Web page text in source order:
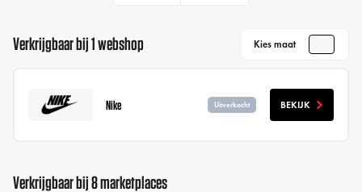
Verkrijgbaar bij 1 webshop Kies maat
Nike Uitverkocht BEKIJK
Verkrijgbaar bij 8 marketplaces